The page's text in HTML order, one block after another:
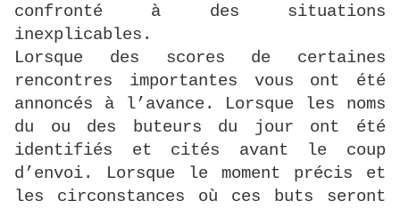
confronté à des situations
inexplicables.
Lorsque des scores de certaines
rencontres importantes vous ont été
annoncés à l’avance. Lorsque les noms
du ou des buteurs du jour ont été
identifiés et cités avant le coup
d’envoi. Lorsque le moment précis et
les circonstances où ces buts seront